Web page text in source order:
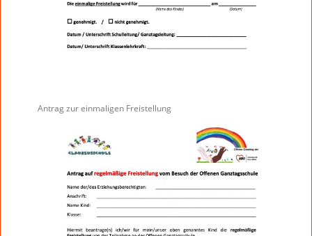
Antrag zur einmaligen Freistellung